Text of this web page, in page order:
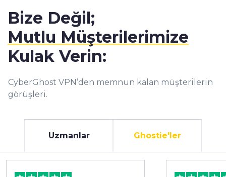
Bize Değil;
Mutlu Müşterilerimize
Kulak Verin:
CyberGhost VPN’den memnun kalan müşterilerin
görüşleri.
Uzmanlar Ghostie'ler